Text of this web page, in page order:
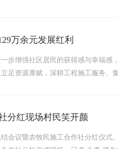
万余元发展红利
步增强社区居民的获得感与幸福感
足资源禀赋，深耕工程施工服务、
分红现场村民笑开颜
会议暨农牧民施工合作社分红仪式